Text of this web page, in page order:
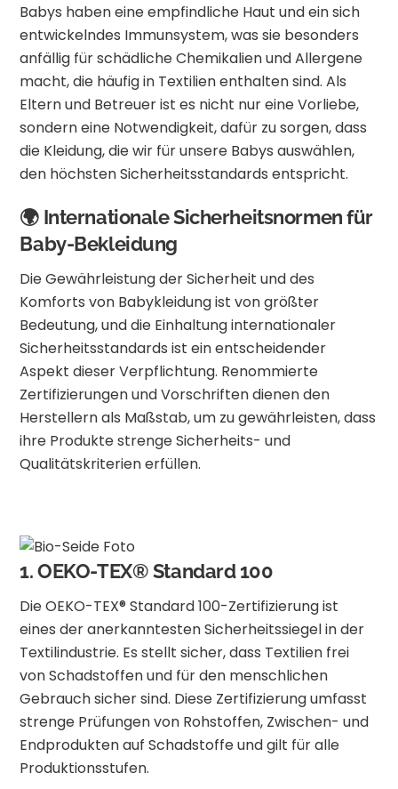
Babys haben eine empfindliche Haut und ein sich
entwickelndes Immunsystem, was sie besonders
anfällig für schädliche Chemikalien und Allergene
macht, die häufig in Textilien enthalten sind. Als
Eltern und Betreuer ist es nicht nur eine Vorliebe,
sondern eine Notwendigkeit, dafür zu sorgen, dass
die Kleidung, die wir für unsere Babys auswählen,
den höchsten Sicherheitsstandards entspricht.
🌍 Internationale Sicherheitsnormen für
Baby-Bekleidung
Die Gewährleistung der Sicherheit und des
Komforts von Babykleidung ist von größter
Bedeutung, und die Einhaltung internationaler
Sicherheitsstandards ist ein entscheidender
Aspekt dieser Verpflichtung. Renommierte
Zertifizierungen und Vorschriften dienen den
Herstellern als Maßstab, um zu gewährleisten, dass
ihre Produkte strenge Sicherheits- und
Qualitätskriterien erfüllen.
1.OEKO-TEX® Standard 100
Die OEKO-TEX® Standard 100-Zertifizierung ist
eines der anerkanntesten Sicherheitssiegel in der
Textilindustrie. Es stellt sicher, dass Textilien frei
von Schadstoffen und für den menschlichen
Gebrauch sicher sind. Diese Zertifizierung umfasst
strenge Prüfungen von Rohstoffen, Zwischen- und
Endprodukten auf Schadstoffe und gilt für alle
Produktionsstufen.